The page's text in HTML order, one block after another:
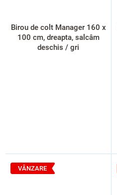
Birou de colt Manager 160 x
100 cm, dreapta, salcâm
deschis / gri
VÂNZARE